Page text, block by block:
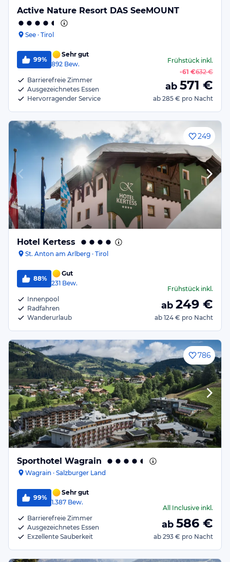
Active Nature Resort DAS SeeMOUNT
See · Tirol
99%
Sehr gut
892 Bew.
Barrierefreie Zimmer
Ausgezeichnetes Essen
Hervorragender Service
Frühstückinkl.
-61 €632 €
ab 571 €
ab 285 € pro Nacht
249
Hotel Kertess
St. Anton am Arlberg · Tirol
88%
Gut
231 Bew.
Innenpool
Radfahren
Wanderurlaub
Frühstückinkl.
ab 249 €
ab 124 € pro Nacht
786
Sporthotel Wagrain
Wagrain · Salzburger Land
99%
Sehr gut
1.387 Bew.
Barrierefreie Zimmer
Ausgezeichnetes Essen
Exzellente Sauberkeit
All Inclusive inkl.
ab 586 €
ab 293 € pro Nacht